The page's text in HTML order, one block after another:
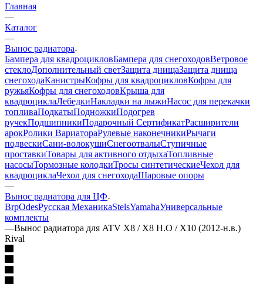
Главная
—
Каталог
—
Вынос радиатора
Бампера для квадроцикловБампера для снегоходовВетровое
стеклоДополнительный светЗащита днищаЗащита днища
снегоходаКанистрыКофры для квадроцикловКофры для
ружьяКофры для снегоходовКрыша для
квадроциклаЛебедкиНакладки на лыжиНасос для перекачки
топливаПодкатыПодножкиПодогрев
ручекПодшипникиПодарочный СертификатРасширители
арокРолики ВариатораРулевые наконечникиРычаги
подвескиСани-волокушиСнегоотвалыСтупичные
проставкиТовары для активного отдыхаТопливные
насосыТормозные колодкиТросы синтетическиеЧехол для
квадроциклаЧехол для снегоходаШаровые опоры
—
Вынос радиатора для ЦФ
BrpOdesРусская МеханикаStelsYamahaУниверсальные
комплекты
—Вынос радиатора для ATV X8 / X8 H.O / X10 (2012-н.в.)
Rival